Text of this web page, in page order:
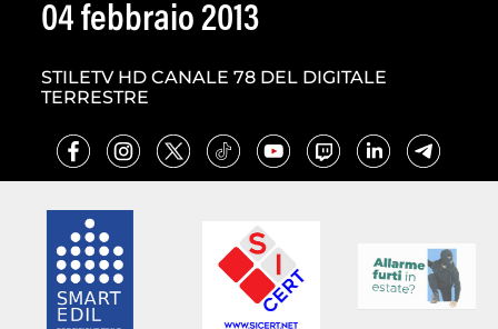
04 febbraio 2013
STILETV HD CANALE 78 DEL DIGITALE
TERRESTRE